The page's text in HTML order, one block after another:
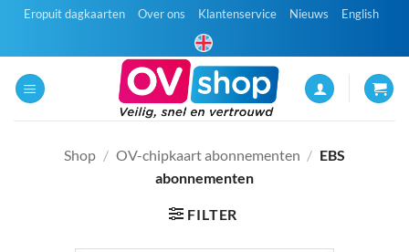
inhoud
Eropuit dagkaarten Over ons Klantenservice Nieuws English
Shop / OV-chipkaart abonnementen / EBS
abonnementen
FILTER